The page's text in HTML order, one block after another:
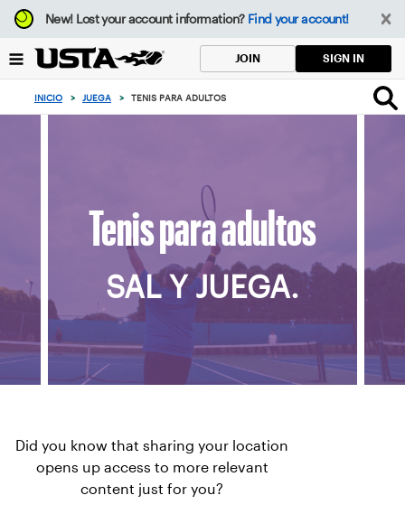
Enfoque
desde
botón
volver
New!Lost your account information? Find your account!
JOIN SIGN IN
INICIO > JUEGA > TENIS PARA ADULTOS
Tenis para adultos
SAL Y JUEGA.
Did you know that sharing your location
opens up access to more relevant
content just for you?